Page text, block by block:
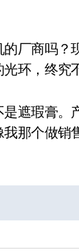
厂商吗
环，终究
遮瑕膏
那个做